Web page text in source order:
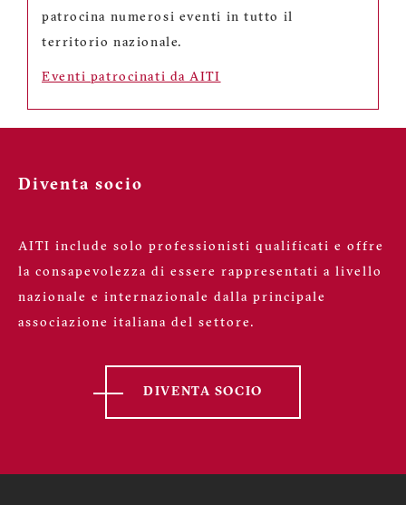
patrocina numerosi eventi in tutto il
territorio nazionale.
Eventi patrocinati da AITI
Diventa socio
AITI include solo professionisti qualificati e offre
la consapevolezza di essere rappresentati a livello
nazionale e internazionale dalla principale
associazione italiana del settore.
DIVENTA SOCIO